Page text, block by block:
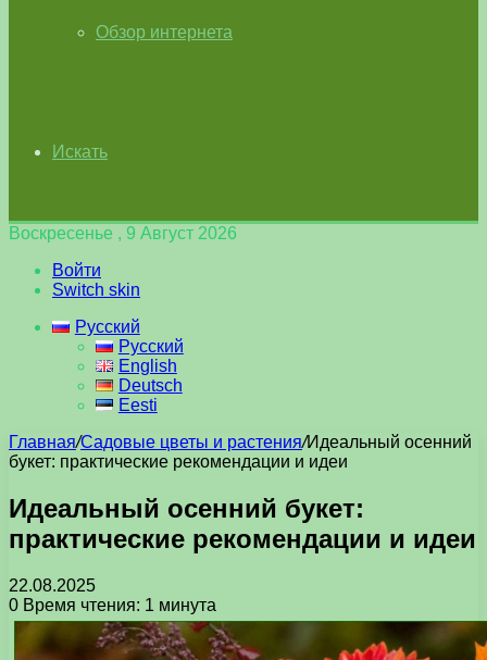
Обзор интернета
Искать
Воскресенье , 9 Август 2026
Войти
Switch skin
Русский
Русский
English
Deutsch
Eesti
Главная/Садовые цветы и растения/Идеальный осенний
букет: практические рекомендации и идеи
Идеальный осенний букет:
практические рекомендации и идеи
22.08.2025
0 Время чтения: 1 минута